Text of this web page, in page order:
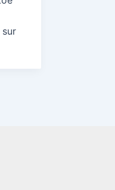
sur